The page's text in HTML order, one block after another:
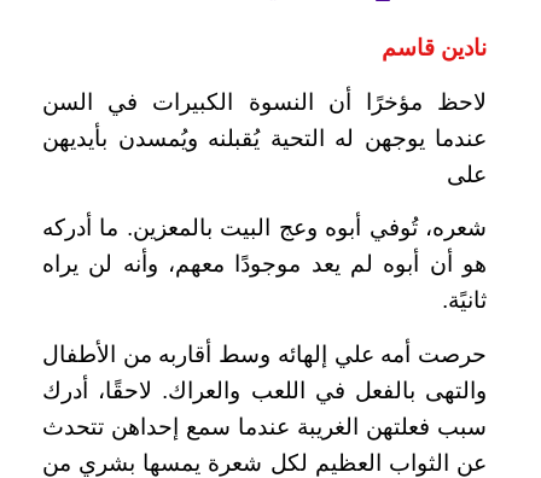
نادين قاسم
لاحظ مؤخرًا أن النسوة الكبيرات في السن
عندما يوجهن له التحية يُقبلنه ويُمسدن بأيديهن
على
شعره، تُوفي أبوه وعج البيت بالمعزين. ما أدركه
هو أن أبوه لم يعد موجودًا معهم، وأنه لن يراه
ثانيًة.
حرصت أمه علي إلهائه وسط أقاربه من الأطفال
والتهى بالفعل في اللعب والعراك. لاحقًا، أدرك
سبب فعلتهن الغريبة عندما سمع إحداهن تتحدث
عن الثواب العظيم لكل شعرة يمسها بشري من